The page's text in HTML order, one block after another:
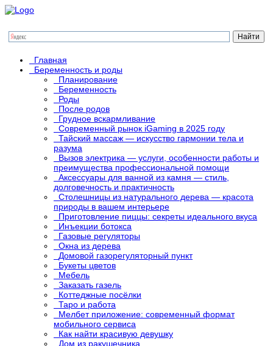
Главная
Беременность и роды
Планирование
Беременность
Роды
После родов
Грудное вскармливание
Современный рынок iGaming в 2025 году
Тайский массаж — искусство гармонии тела и
разума
Вызов электрика — услуги, особенности работы и
преимущества профессиональной помощи
Аксессуары для ванной из камня — стиль,
долговечность и практичность
Столешницы из натурального дерева — красота
природы в вашем интерьере
Приготовление пиццы: секреты идеального вкуса
Инъекции ботокса
Газовые регуляторы
Окна из дерева
Домовой газорегуляторный пункт
Букеты цветов
Мебель
Заказать газель
Коттеджные посёлки
Таро и работа
Мелбет приложение: современный формат
мобильного сервиса
Как найти красивую девушку
Дом из ракушечника